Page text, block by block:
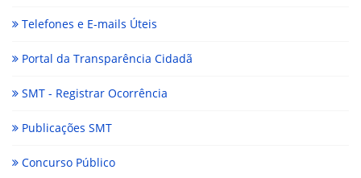
Telefones e E-mails Úteis
Portal da Transparência Cidadã
SMT - Registrar Ocorrência
Publicações SMT
Concurso Público